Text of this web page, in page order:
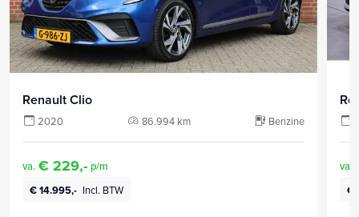
Renault Clio
2020 86.994 km Benzine
va. € 229,- p/m
€ 14.995,- Incl. BTW
va.
€